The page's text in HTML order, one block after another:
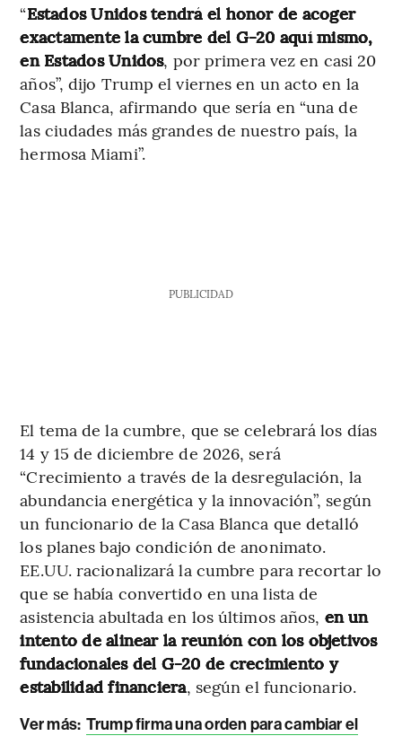
“Estados Unidos tendrá el honor de acoger
exactamente la cumbre del G-20 aquí mismo,
en Estados Unidos, por primera vez en casi 20
años”, dijo Trump el viernes en un acto en la
Casa Blanca, afirmando que sería en “una de
las ciudades más grandes de nuestro país, la
hermosa Miami”.
PUBLICIDAD
El tema de la cumbre, que se celebrará los días
14 y 15 de diciembre de 2026, será
“Crecimiento a través de la desregulación, la
abundancia energética y la innovación”, según
un funcionario de la Casa Blanca que detalló
los planes bajo condición de anonimato.
EE.UU. racionalizará la cumbre para recortar lo
que se había convertido en una lista de
asistencia abultada en los últimos años, en un
intento de alinear la reunión con los objetivos
fundacionales del G-20 de crecimiento y
estabilidad financiera, según el funcionario.
Ver más: Trump firma una orden para cambiar el